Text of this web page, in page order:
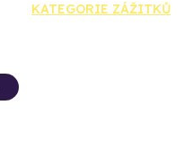
KATEGORIE ZÁŽITKŮ